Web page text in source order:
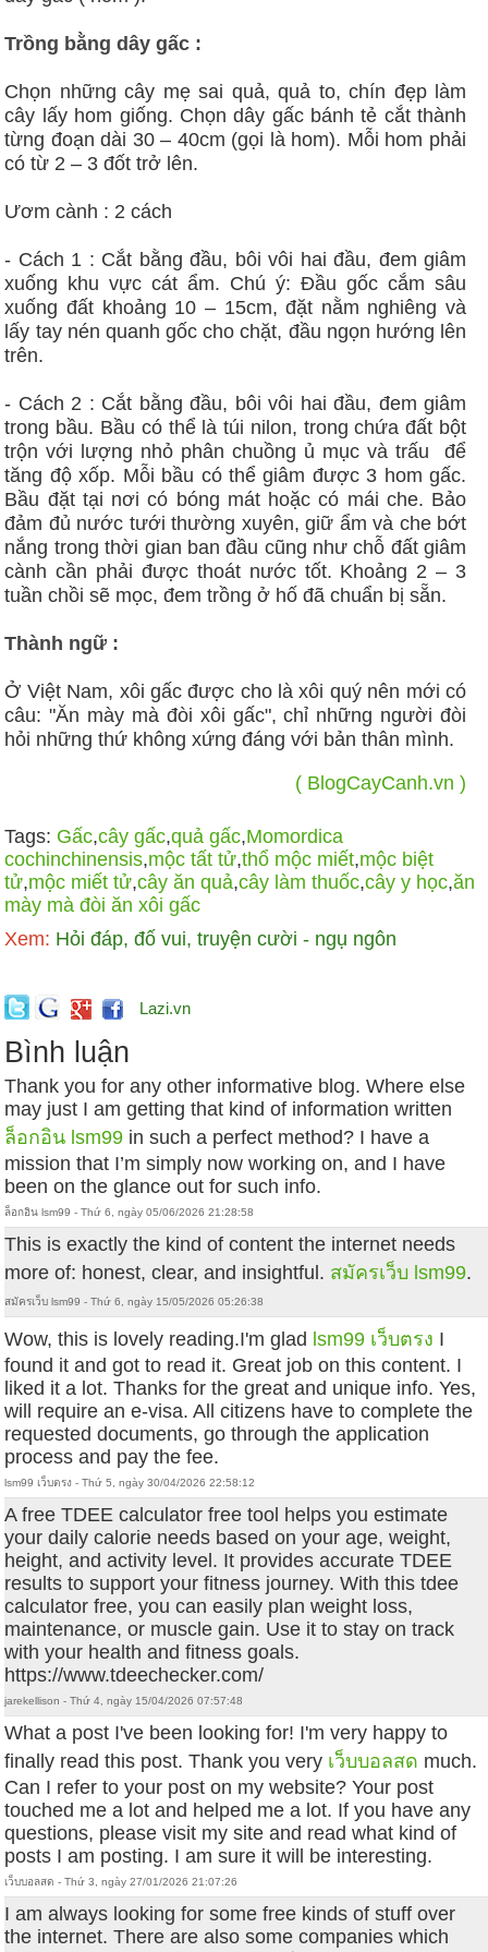
Trồng bằng dây gấc :
Chọn những cây mẹ sai quả, quả to, chín đẹp làm
cây lấy hom giống. Chọn dây gấc bánh tẻ cắt thành
từng đoạn dài 30 – 40cm (gọi là hom). Mỗi hom phải
có từ 2 – 3 đốt trở lên.
Ươm cành : 2 cách
- Cách 1 : Cắt bằng đầu, bôi vôi hai đầu, đem giâm
xuống khu vực cát ẩm. Chú ý: Đầu gốc cắm sâu
xuống đất khoảng 10 – 15cm, đặt nằm nghiêng và
lấy tay nén quanh gốc cho chặt, đầu ngọn hướng lên
trên.
- Cách 2 : Cắt bằng đầu, bôi vôi hai đầu, đem giâm
trong bầu. Bầu có thể là túi nilon, trong chứa đất bột
trộn với lượng nhỏ phân chuồng ủ mục và trấu để
tăng độ xốp. Mỗi bầu có thể giâm được 3 hom gấc.
Bầu đặt tại nơi có bóng mát hoặc có mái che. Bảo
đảm đủ nước tưới thường xuyên, giữ ẩm và che bớt
nắng trong thời gian ban đầu cũng như chỗ đất giâm
cành cần phải được thoát nước tốt. Khoảng 2 – 3
tuần chồi sẽ mọc, đem trồng ở hố đã chuẩn bị sẵn.
Thành ngữ :
Ở Việt Nam, xôi gấc được cho là xôi quý nên mới có
câu: "Ăn mày mà đòi xôi gấc", chỉ những người đòi
hỏi những thứ không xứng đáng với bản thân mình.
( BlogCayCanh.vn )
Tags: Gấc,cây gấc,quả gấc,Momordica
cochinchinensis,mộc tất tử,thổ mộc miết,mộc biệt
tử,mộc miết tử,cây ăn quả,cây làm thuốc,cây y học,ăn
mày mà đòi ăn xôi gấc
Xem: Hỏi đáp, đố vui, truyện cười - ngụ ngôn
Lazi.vn
Bình luận
Thank you for any other informative blog. Where else
may just I am getting that kind of information written
ล็อกอิน lsm99 in such a perfect method? I have a
mission that I’m simply now working on, and I have
been on the glance out for such info.
ล็อกอิน lsm99 - Thứ 6, ngày 05/06/2026 21:28:58
This is exactly the kind of content the internet needs
more of: honest, clear, and insightful. สมัครเว็บ lsm99.
สมัครเว็บ lsm99 - Thứ 6, ngày 15/05/2026 05:26:38
Wow, this is lovely reading.I'm glad lsm99 เว็บตรง I
found it and got to read it. Great job on this content. I
liked it a lot. Thanks for the great and unique info. Yes,
will require an e-visa. All citizens have to complete the
requested documents, go through the application
process and pay the fee.
lsm99 เว็บตรง - Thứ 5, ngày 30/04/2026 22:58:12
A free TDEE calculator free tool helps you estimate
your daily calorie needs based on your age, weight,
height, and activity level. It provides accurate TDEE
results to support your fitness journey. With this tdee
calculator free, you can easily plan weight loss,
maintenance, or muscle gain. Use it to stay on track
with your health and fitness goals.
https://www.tdeechecker.com/
jarekellison - Thứ 4, ngày 15/04/2026 07:57:48
What a post I've been looking for! I'm very happy to
finally read this post. Thank you very เว็บบอลสด much.
Can I refer to your post on my website? Your post
touched me a lot and helped me a lot. If you have any
questions, please visit my site and read what kind of
posts I am posting. I am sure it will be interesting.
เว็บบอลสด - Thứ 3, ngày 27/01/2026 21:07:26
I am always looking for some free kinds of stuff over
the internet. There are also some companies which